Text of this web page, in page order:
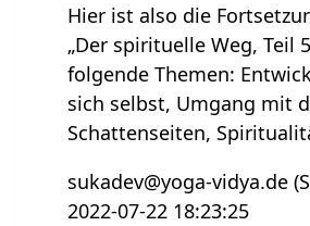
Hier ist also die
„Der spirituelle Weg, Teil
folgende Themen:
sich selbst, Umgang mit
Schattenseiten,
sukadev@yoga-vidya.de
2022-07-22 18:23:25